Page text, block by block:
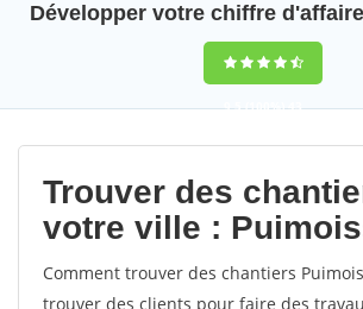
Développer votre chiffre
9,5(100%)43
votes
Trouver des
votre ville :
Comment trouver des chantiers
trouver des clients pour faire des